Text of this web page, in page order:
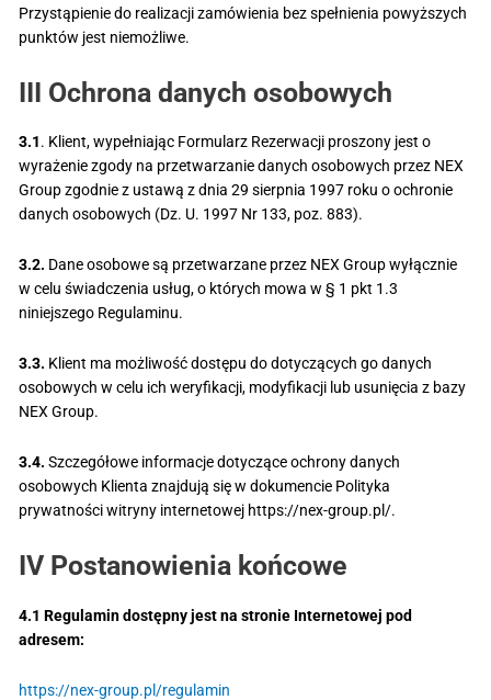
Przystąpienie do realizacji zamówienia bez spełnienia powyższych
punktów jest niemożliwe.
III Ochrona danych osobowych
3.1. Klient, wypełniając Formularz Rezerwacji proszony jest o
wyrażenie zgody na przetwarzanie danych osobowych przez NEX
Group zgodnie z ustawą z dnia 29 sierpnia 1997 roku o ochronie
danych osobowych (Dz. U. 1997 Nr 133, poz. 883).
3.2. Dane osobowe są przetwarzane przez NEX Group wyłącznie
w celu świadczenia usług, o których mowa w § 1 pkt 1.3
niniejszego Regulaminu.
3.3. Klient ma możliwość dostępu do dotyczących go danych
osobowych w celu ich weryfikacji, modyfikacji lub usunięcia z bazy
NEX Group.
3.4. Szczegółowe informacje dotyczące ochrony danych
osobowych Klienta znajdują się w dokumencie Polityka
prywatności witryny internetowej https://nex-group.pl/.
IV Postanowienia końcowe
4.1 Regulamin dostępny jest na stronie Internetowej pod
adresem:
https://nex-group.pl/regulamin